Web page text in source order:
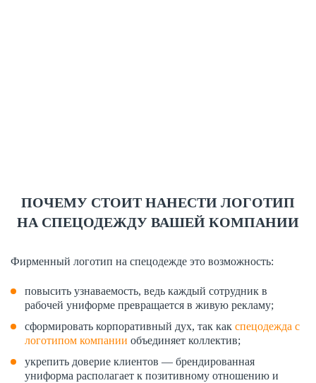
ПОЧЕМУ СТОИТ НАНЕСТИ ЛОГОТИП
НА СПЕЦОДЕЖДУ ВАШЕЙ КОМПАНИИ
Фирменный логотип на спецодежде это возможность:
повысить узнаваемость, ведь каждый сотрудник в
рабочей униформе превращается в живую рекламу;
сформировать корпоративный дух, так как спецодежда с
логотипом компании объединяет коллектив;
укрепить доверие клиентов — брендированная
униформа располагает к позитивному отношению и